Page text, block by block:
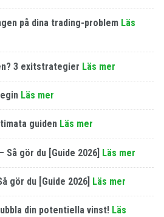
på dina trading-problem Läs
3 exitstrategier Läs mer
Läs mer
guiden Läs mer
Så gör du [Guide 2026] Läs mer
gör du [Guide 2026] Läs mer
din potentiella vinst! Läs